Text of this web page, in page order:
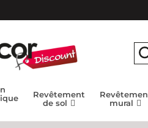
Revêtement
de sol
mural